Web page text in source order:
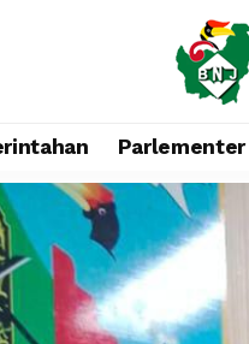
Parlementer